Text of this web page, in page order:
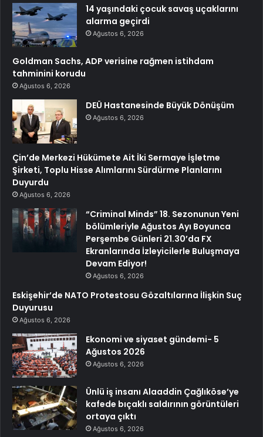
14 yaşındaki çocuk savaş uçaklarını
alarma geçirdi
Ağustos 6, 2026
Goldman Sachs, ADP verisine rağmen istihdam
tahminini korudu
Ağustos 6, 2026
DEÜ Hastanesinde Büyük Dönüşüm
Ağustos 6, 2026
Çin’de Merkezi Hükümete Ait İki Sermaye İşletme
Şirketi, Toplu Hisse Alımlarını Sürdürme Planlarını
Duyurdu
Ağustos 6, 2026
“Criminal Minds” 18. Sezonunun Yeni
bölümleriyle Ağustos Ayı Boyunca
Perşembe Günleri 21.30’da FX
Ekranlarında İzleyicilerle Buluşmaya
Devam Ediyor!
Ağustos 6, 2026
Eskişehir’de NATO Protestosu Gözaltılarına İlişkin Suç
Duyurusu
Ağustos 6, 2026
Ekonomi ve siyaset gündemi- 5
Ağustos 2026
Ağustos 6, 2026
Ünlü iş insanı Alaaddin Çağlıköse’ye
kafede bıçaklı saldırının görüntüleri
ortaya çıktı
Ağustos 6, 2026